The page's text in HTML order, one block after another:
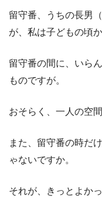
留守番、うちの長男
が、私は子どもの頃
留守番の間に、いら
ものですが。
おそらく、一人の空
また、留守番の時だ
ゃないですか。
それが、きっとよかっ